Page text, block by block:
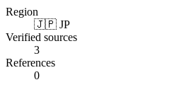
Region
🇯🇵 JP
Verified sources
3
References
0